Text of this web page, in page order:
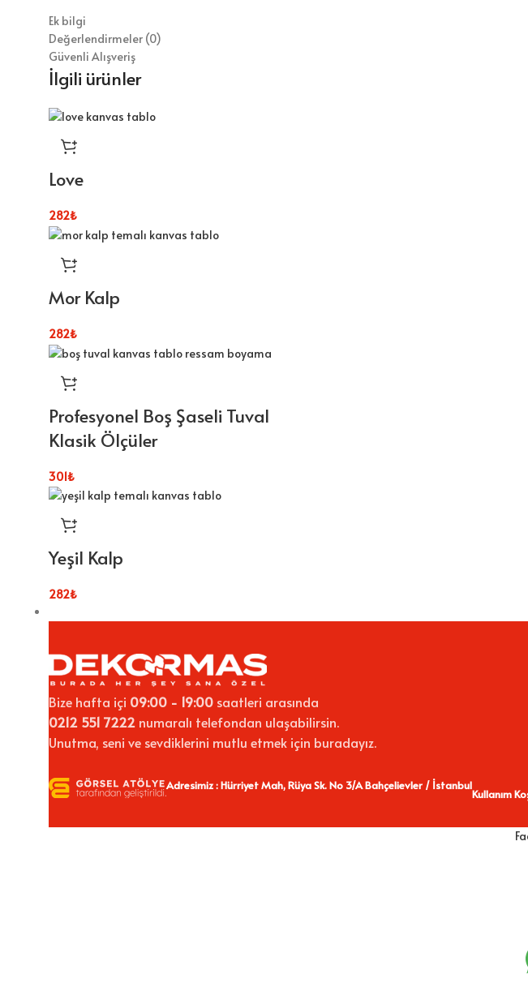
Ek bilgi
Değerlendirmeler (0)
Güvenli Alışveriş
İlgili ürünler
Love
282₺
Mor Kalp
282₺
Profesyonel Boş Şaseli Tuval
Klasik Ölçüler
301₺
Yeşil Kalp
282₺
Bize hafta içi 09:00 - 19:00 saatleri arasında
0212 551 7222 numaralı telefondan ulaşabilirsin.
Unutma, seni ve sevdiklerini mutlu etmek için buradayız.
Adresimiz : Hürriyet Mah, Rüya Sk. No 3/A Bahçelievler / İstanbul
Kullanım